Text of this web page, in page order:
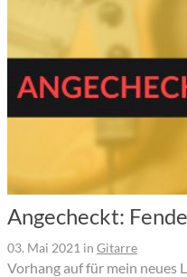
Angecheckt:
03. Mai 2021 in Gitarre
Vorhang auf für mein neues